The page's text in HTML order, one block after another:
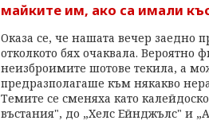
майките им, ако са имали
Оказа се, че нашата вечер заедно
отколкото бях очаквала. Вероятно
неизброимите шотове текила, а
предразполагаше към някакво
Темите се сменяха като
въстания", до „Хелс Ейнджълс" и